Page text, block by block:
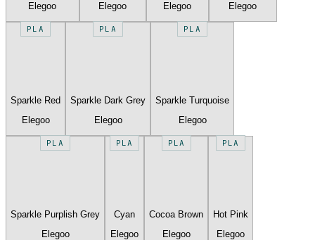
Elegoo
Elegoo
Elegoo
Elegoo
PLA
Sparkle Red
Elegoo
PLA
Sparkle Dark Grey
Elegoo
PLA
Sparkle Turquoise
Elegoo
PLA
Sparkle Purplish Grey
Elegoo
PLA
Cyan
Elegoo
PLA
Cocoa Brown
Elegoo
PLA
Hot Pink
Elegoo